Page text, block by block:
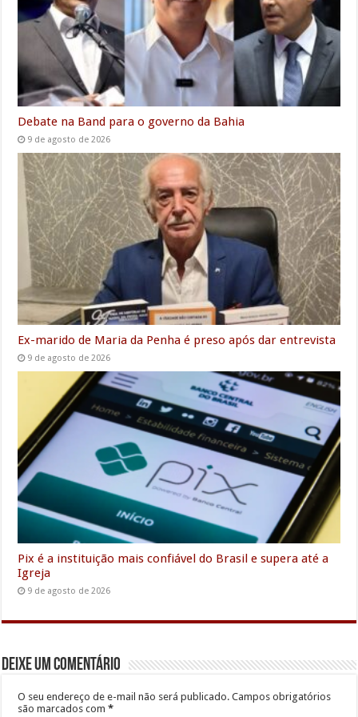
r
Debate na Band para o governo da Bahia
9 de agosto de 2026
Ex-marido de Maria da Penha é preso após dar entrevista
9 de agosto de 2026
Pix é a instituição mais confiável do Brasil e supera até a
Igreja
9 de agosto de 2026
Deixe um comentário
O seu endereço de e-mail não será publicado. Campos obrigatórios
são marcados com*